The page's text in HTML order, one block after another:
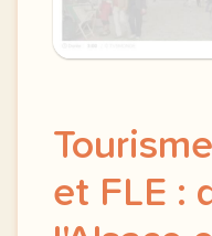
et FLE :